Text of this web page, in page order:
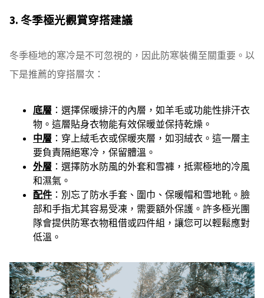
3. 冬季極光觀賞穿搭建議
冬季極地的寒冷是不可忽視的，因此防寒裝備至關重要。以
下是推薦的穿搭層次：
底層 ：選擇保暖排汗的內層，如羊毛或功能性排汗衣
物。這層貼身衣物能有效保暖並保持乾燥。
中層 ：穿上絨毛衣或保暖夾層，如羽絨衣。這一層主
要負責隔絕寒冷，保留體溫。
外層 ：選擇防水防風的外套和雪褲，抵禦極地的冷風
和濕氣。
配件 ：別忘了防水手套、圍巾、保暖帽和雪地靴。臉
部和手指尤其容易受凍，需要額外保護。許多極光團
隊會提供防寒衣物租借或四件組，讓您可以輕鬆應對
低溫。